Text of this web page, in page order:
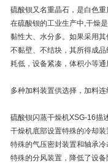
硫酸钡又名重晶石，是白色
在硫酸钡的工业生产中,干燥
黏性大、水分多。如果采用
不黏壁、不结块，其所得成
耗低，设备紧凑，体积小等通
多种加料装置供选择，加料
硫酸钡闪蒸干燥机XSG-16描
干燥机底部设置特殊的冷却
特殊的气压密封装置和轴承
特殊的分风装置，降低了设